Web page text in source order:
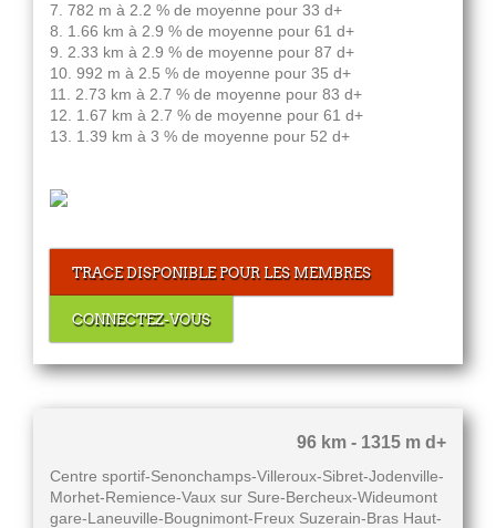
7. 782 m à 2.2 % de moyenne pour 33 d+
8. 1.66 km à 2.9 % de moyenne pour 61 d+
9. 2.33 km à 2.9 % de moyenne pour 87 d+
10. 992 m à 2.5 % de moyenne pour 35 d+
11. 2.73 km à 2.7 % de moyenne pour 83 d+
12. 1.67 km à 2.7 % de moyenne pour 61 d+
13. 1.39 km à 3 % de moyenne pour 52 d+
TRACE DISPONIBLE POUR LES MEMBRES
CONNECTEZ-VOUS
96 km - 1315 m d+
Centre sportif-Senonchamps-Villeroux-Sibret-Jodenville-
Morhet-Remience-Vaux sur Sure-Bercheux-Wideumont
gare-Laneuville-Bougnimont-Freux Suzerain-Bras Haut-